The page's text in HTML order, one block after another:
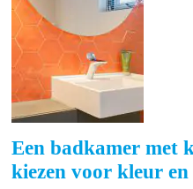
Een badkamer met
kiezen voor kleur